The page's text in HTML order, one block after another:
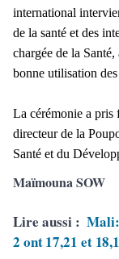
international
de la santé et des
chargée de la
bonne utilisation
La cérémonie a pris
directeur de la
Santé et du
Maïmouna SOW
Lire aussi :
2 ont 17,21 et